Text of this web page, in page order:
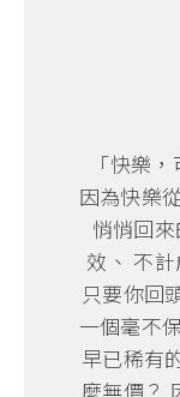
「快樂
因為快樂
悄悄回
效、 不
只要你回
一個毫不
早已稀有
麼無價？